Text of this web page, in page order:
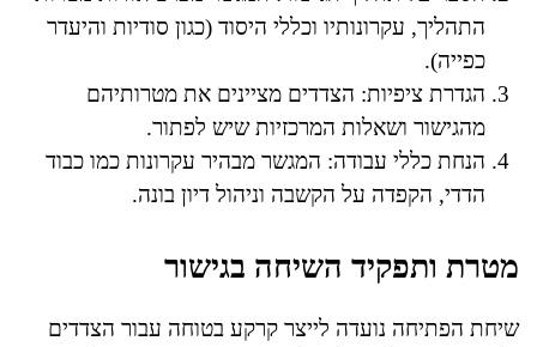
התהליך, עקרונותיו וכללי היסוד (כגון סודיות והיעדר
כפייה).
הגדרת ציפיות: הצדדים מציינים את מטרותיהם
מהגישור ושאלות המרכזיות שיש לפתור.
הנחת כללי עבודה: המגשר מבהיר עקרונות כמו כבוד
הדדי, הקפדה על הקשבה וניהול דיון בונה.
מטרת ותפקיד השיחה בגישור
שיחת הפתיחה נועדה לייצר קרקע בטוחה עבור הצדדים